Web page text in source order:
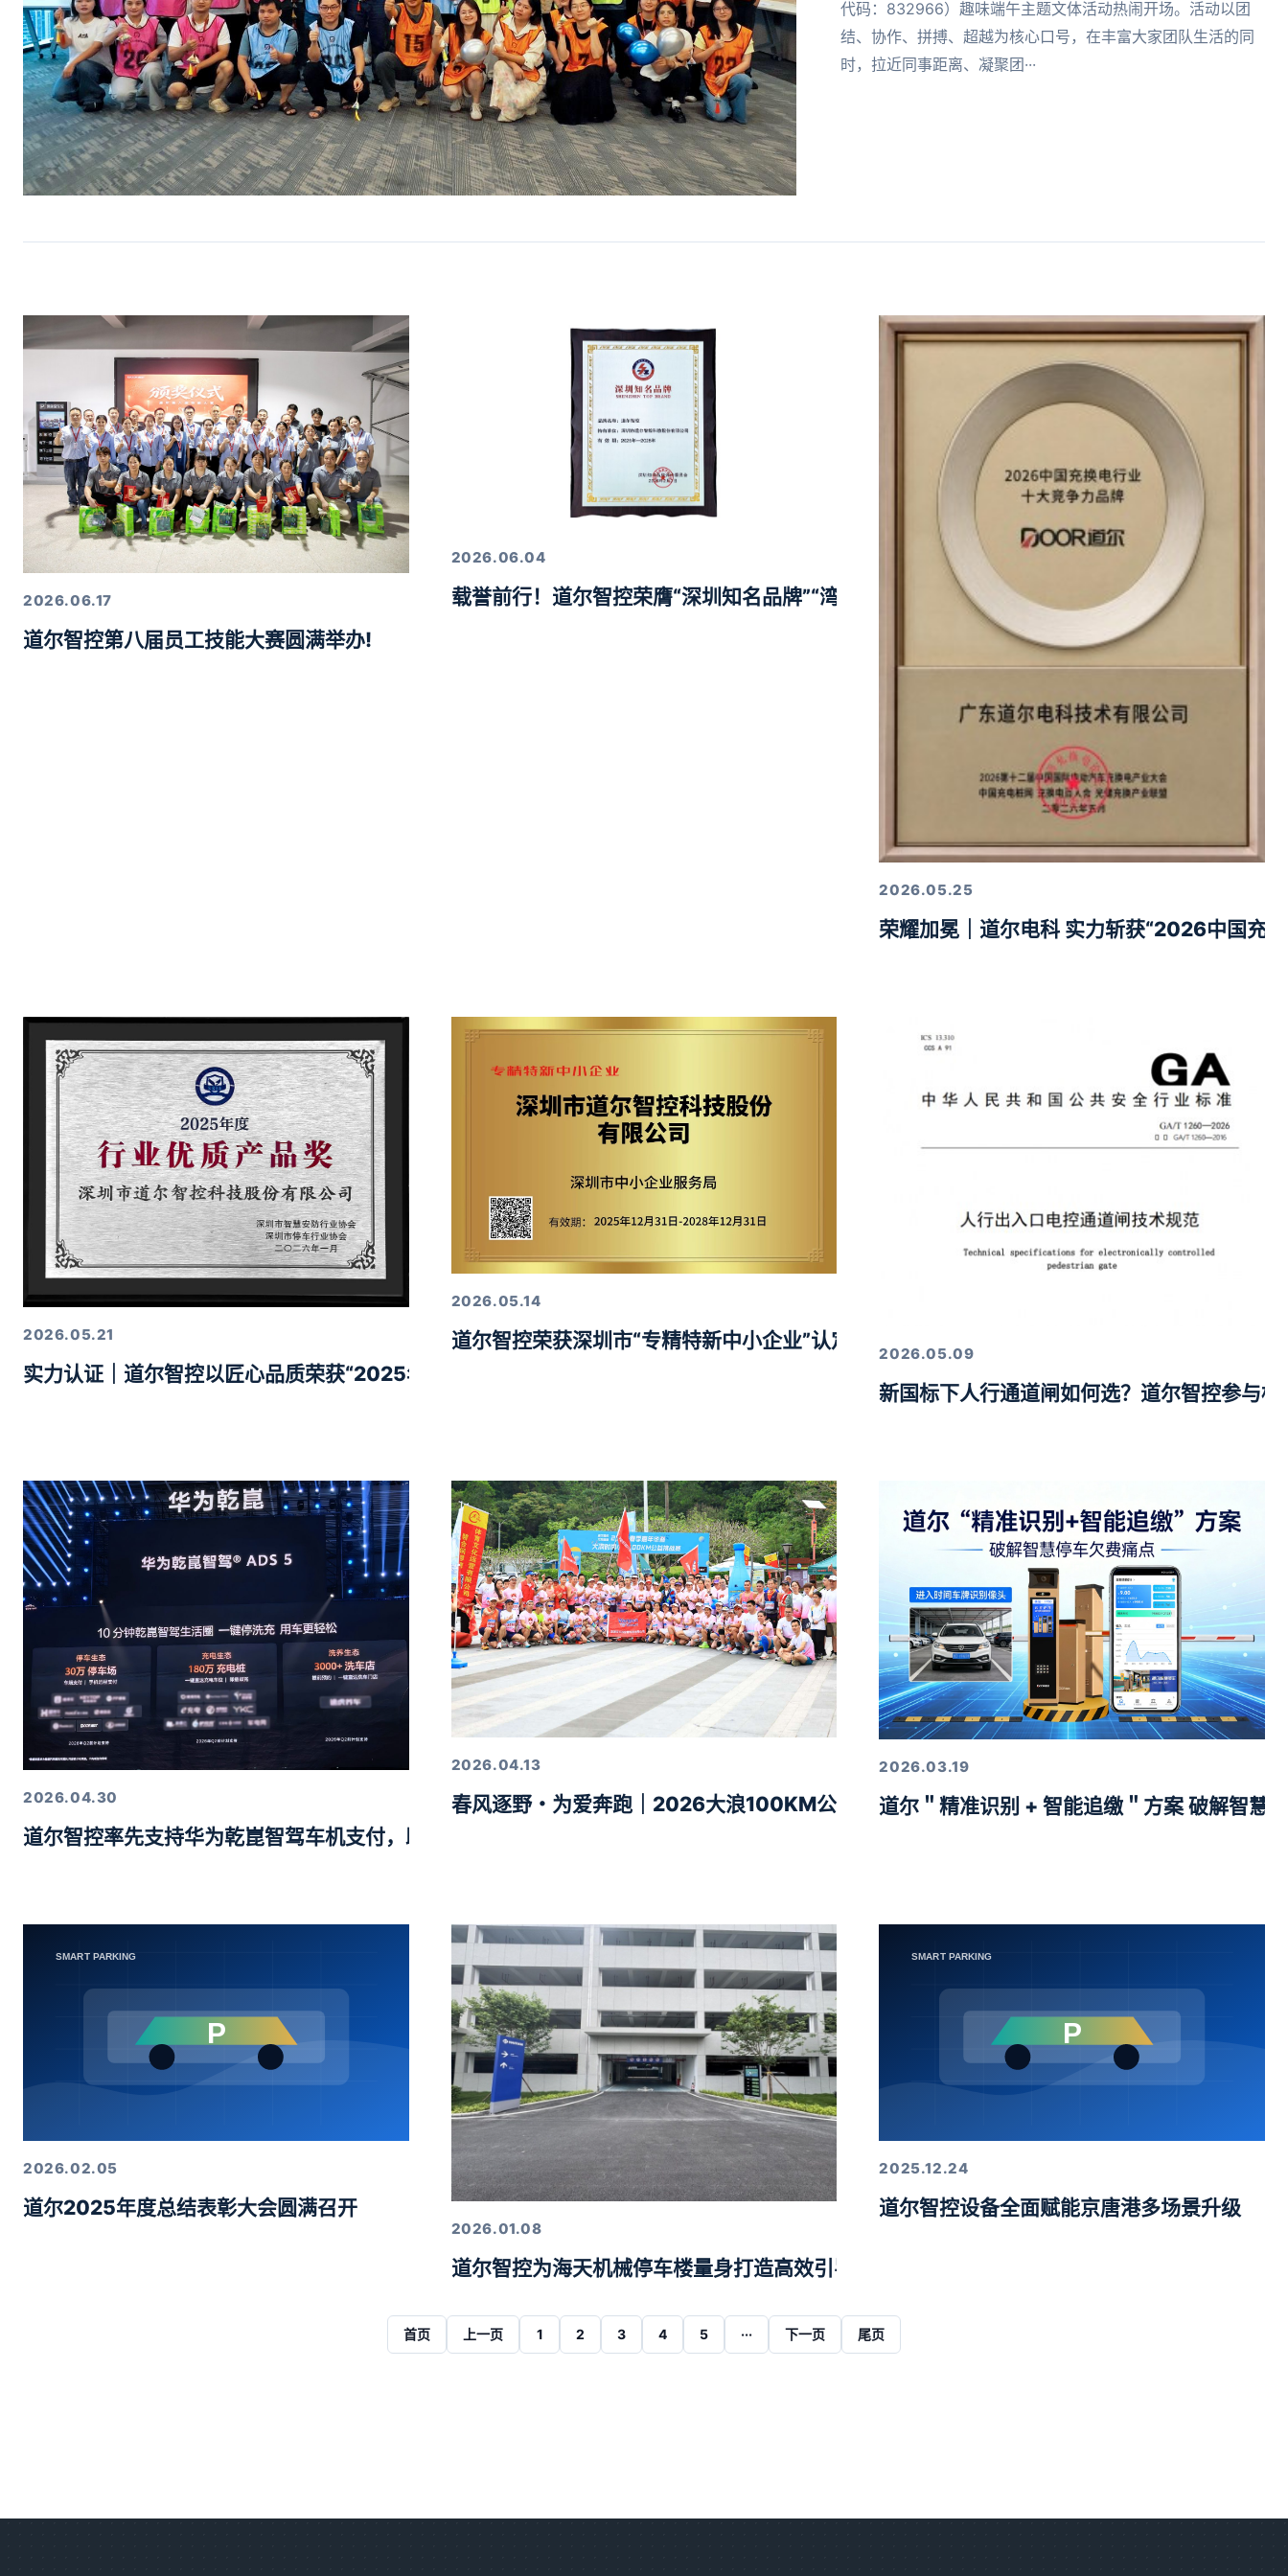
代码：832966）趣味端午主题文体活动热闹开场。活动以团
结、协作、拼搏、超越为核心口号，在丰富大家团队生活的同
时，拉近同事距离、凝聚团···
2026.06.17
道尔智控第八届员工技能大赛圆满举办!
2026.06.04
载誉前行！道尔智控荣膺“深圳知名品牌”“湾区知名品牌”双重认证
2026.05.25
荣耀加冕｜道尔电科 实力斩获“2026中国充
2026.05.21
实力认证｜道尔智控以匠心品质荣获“2025年度行业优质产品奖”
2026.05.14
道尔智控荣获深圳市“专精特新中小企业”认定，以硬核技术筑牢行业标杆
2026.05.09
新国标下人行通道闸如何选？道尔智控参与
2026.04.30
道尔智控率先支持华为乾崑智驾车机支付，助力10分钟智驾生活圈落地
2026.04.13
春风逐野・为爱奔跑｜2026大浪100KM公益挑战赛圆满举行
2026.03.19
道尔＂精准识别 + 智能追缴＂方案 破解智慧
2026.02.05
道尔2025年度总结表彰大会圆满召开
2026.01.08
道尔智控为海天机械停车楼量身打造高效引导解决方案
2025.12.24
道尔智控设备全面赋能京唐港多场景升级
首页 上一页 1 2 3 4 5 ··· 下一页 尾页